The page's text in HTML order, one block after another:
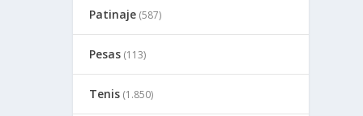
Patinaje (587)
Pesas (113)
Tenis (1.850)